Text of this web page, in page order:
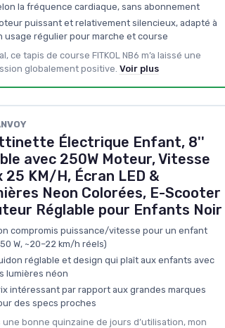
la fréquence cardiaque, sans abonnement
puissant et relativement silencieux, adapté à
usage régulier pour marche et course
ce tapis de course FITKOL NB6 m’a laissé une
globalement positive. Voir plus
Électrique Enfant, 8''
avec 250W Moteur, Vitesse
25 KM/H, Écran LED &
Neon Colorées, E-Scooter
Réglable pour Enfants Noir
compromis puissance/vitesse pour un enfant
W, ~20–22 km/h réels)
réglable et design qui plaît aux enfants avec
lumières néon
intéressant par rapport aux grandes marques
des specs proches
une bonne quinzaine de jours d’utilisation, mon